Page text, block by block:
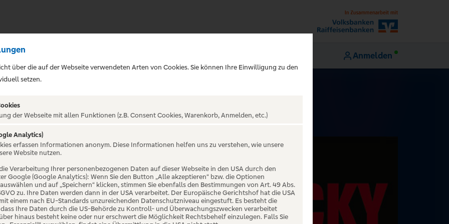
Anmelden
|
über die auf der Webseite verwendeten Arten von Cookies. Sie können Ihre Einwilligung zu den
setzen.
der Webseite mit allen Funktionen (z.B. Consent Cookies, Warenkorb, Anmelden, etc.)
Analytics)
erfassen Informationen anonym. Diese Informationen helfen uns zu verstehen, wie unsere
Website nutzen.
Verarbeitung Ihrer personenbezogenen Daten auf dieser Webseite in den USA durch den
Google (Google Analytics): Wenn Sie den Button „Alle akzeptieren“ bzw. die Optionen
und auf „Speichern“ klicken, stimmen Sie ebenfalls den Bestimmungen von Art. 49 Abs.
zu. Ihre Daten werden dann in der USA verarbeitet. Der Europäische Gerichtshof hat die USA
einem nach EU-Standards unzureichenden Datenschutzniveau eingestuft. Es besteht die
Ihre Daten durch die US-Behörde zu Kontroll- und Überwachungszwecken verarbeitet
hinaus besteht keine oder nur erschwert die Möglichkeit Rechtsbehelf einzulegen. Falls Sie